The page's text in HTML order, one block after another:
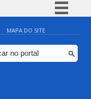
Simplifique!
Comunica BR
Participe
MAPA DO SITE